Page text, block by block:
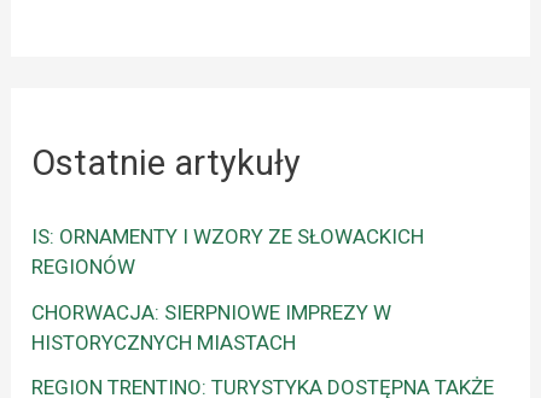
Ostatnie artykuły
IS: ORNAMENTY I WZORY ZE SŁOWACKICH
REGIONÓW
CHORWACJA: SIERPNIOWE IMPREZY W
HISTORYCZNYCH MIASTACH
REGION TRENTINO: TURYSTYKA DOSTĘPNA TAKŻE